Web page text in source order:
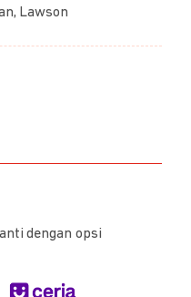
Lawson
dengan opsi